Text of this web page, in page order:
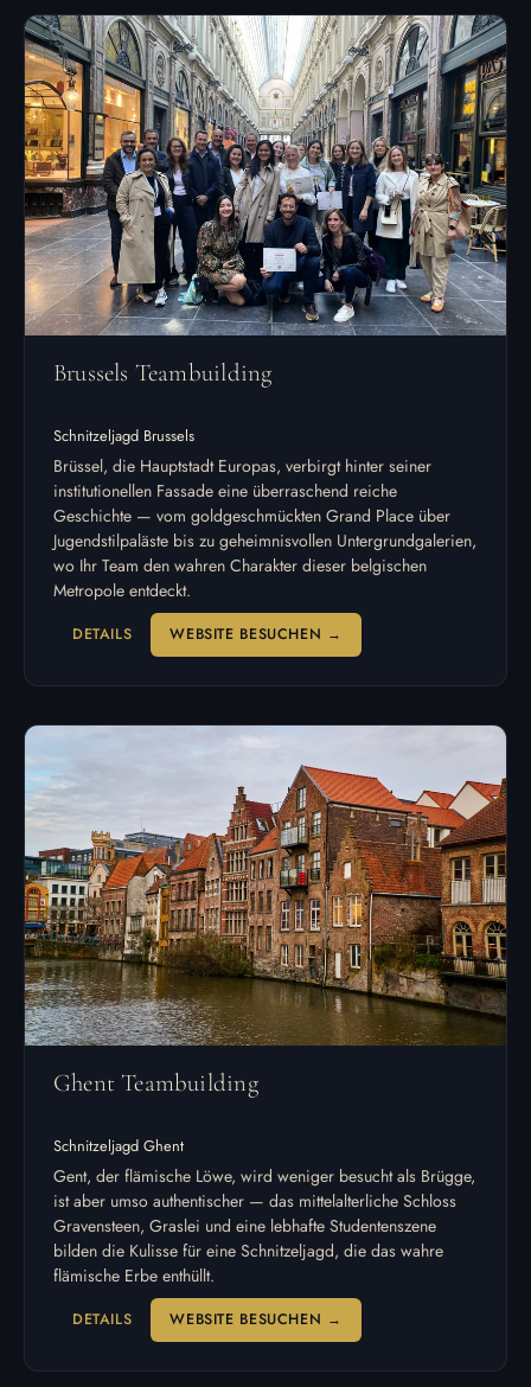
Brussels Teambuilding
Schnitzeljagd Brussels
Brüssel, die Hauptstadt Europas, verbirgt hinter seiner
institutionellen Fassade eine überraschend reiche
Geschichte — vom goldgeschmückten Grand Place über
Jugendstilpaläste bis zu geheimnisvollen Untergrundgalerien,
wo Ihr Team den wahren Charakter dieser belgischen
Metropole entdeckt.
DETAILS WEBSITE BESUCHEN →
Ghent Teambuilding
Schnitzeljagd Ghent
Gent, der flämische Löwe, wird weniger besucht als Brügge,
ist aber umso authentischer — das mittelalterliche Schloss
Gravensteen, Graslei und eine lebhafte Studentenszene
bilden die Kulisse für eine Schnitzeljagd, die das wahre
flämische Erbe enthüllt.
DETAILS WEBSITE BESUCHEN →